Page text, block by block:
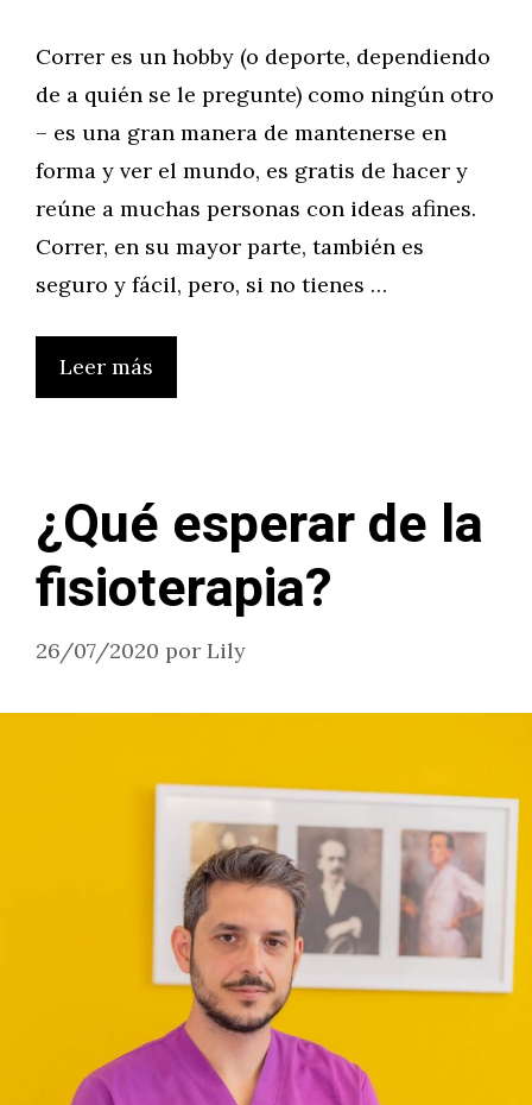
Correr es un hobby (o deporte, dependiendo
de a quién se le pregunte) como ningún otro
– es una gran manera de mantenerse en
forma y ver el mundo, es gratis de hacer y
reúne a muchas personas con ideas afines.
Correr, en su mayor parte, también es
seguro y fácil, pero, si no tienes …
Leer más
¿Qué esperar de la
fisioterapia?
26/07/2020 por Lily